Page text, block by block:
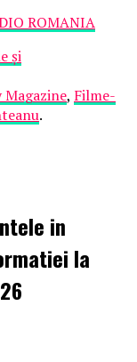
ROMANIA
și
Magazine, Filme-
.
in
la